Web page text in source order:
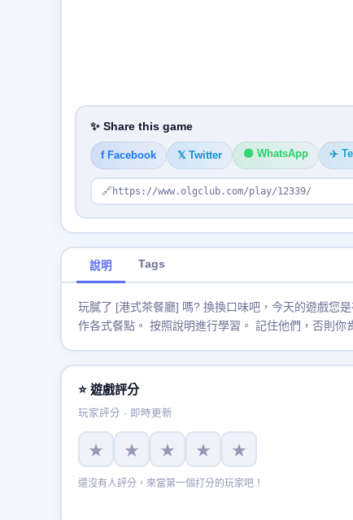
✨ Share this game
f Facebook 𝕏 Twitter 🟢 WhatsApp ✈️
🔗 https://www.olgclub.com/play/12339/
說明 Tags
玩膩了 [港式茶餐廳] 嗎? 換換口味吧，今天的遊戲您
作各式餐點。 按照說明進行學習。 記住他們，否則你
⭐ 遊戲評分
玩家評分 · 即時更新
★ ★ ★ ★ ★
還沒有人評分，來當第一個打分的玩家吧！